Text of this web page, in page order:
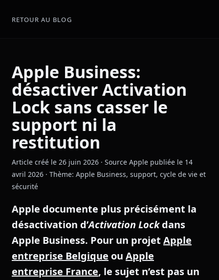
RETOUR AU BLOG
Apple Business:
désactiver Activation
Lock sans casser le
support ni la
restitution
Article créé le 26 juin 2026 · Source Apple publiée le 14
avril 2026 · Thème: Apple Business, support, cycle de vie et
sécurité
Apple documente plus précisément la
désactivation d’Activation Lockdans
Apple Business. Pour un projet Apple
entreprise Belgique ou Apple
entreprise France, le sujet n’est pas un